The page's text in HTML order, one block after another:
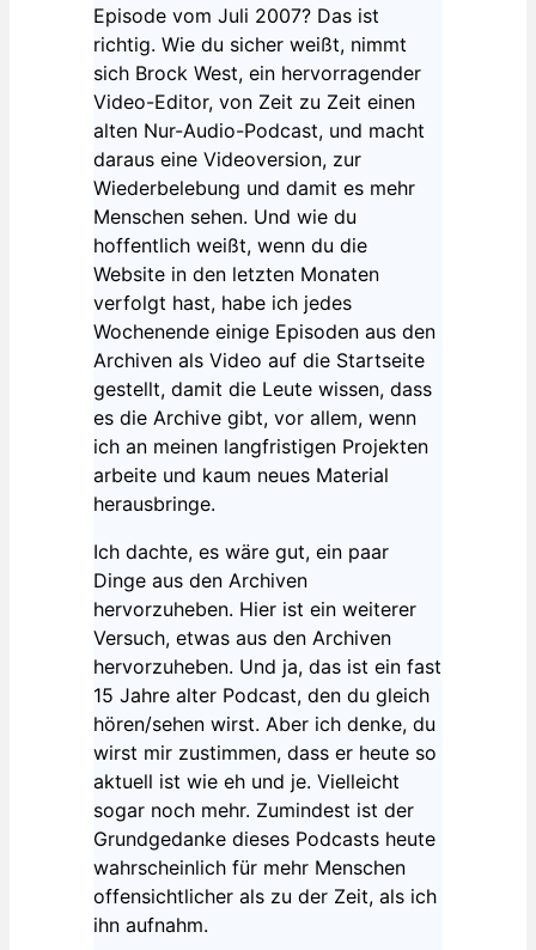
Episode vom Juli 2007? Das ist
richtig. Wie du sicher weißt, nimmt
sich Brock West, ein hervorragender
Video-Editor, von Zeit zu Zeit einen
alten Nur-Audio-Podcast, und macht
daraus eine Videoversion, zur
Wiederbelebung und damit es mehr
Menschen sehen. Und wie du
hoffentlich weißt, wenn du die
Website in den letzten Monaten
verfolgt hast, habe ich jedes
Wochenende einige Episoden aus den
Archiven als Video auf die Startseite
gestellt, damit die Leute wissen, dass
es die Archive gibt, vor allem, wenn
ich an meinen langfristigen Projekten
arbeite und kaum neues Material
herausbringe.
Ich dachte, es wäre gut, ein paar
Dinge aus den Archiven
hervorzuheben. Hier ist ein weiterer
Versuch, etwas aus den Archiven
hervorzuheben. Und ja, das ist ein fast
15 Jahre alter Podcast, den du gleich
hören/sehen wirst. Aber ich denke, du
wirst mir zustimmen, dass er heute so
aktuell ist wie eh und je. Vielleicht
sogar noch mehr. Zumindest ist der
Grundgedanke dieses Podcasts heute
wahrscheinlich für mehr Menschen
offensichtlicher als zu der Zeit, als ich
ihn aufnahm.